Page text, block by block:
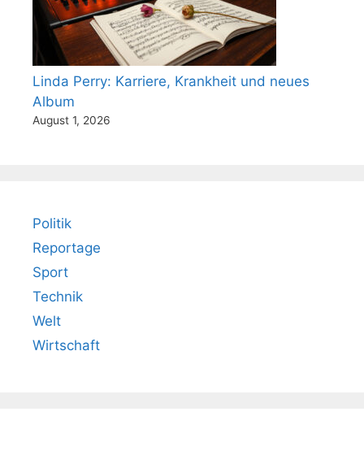
Linda Perry: Karriere, Krankheit und neues
Album
August 1, 2026
Politik
Reportage
Sport
Technik
Welt
Wirtschaft